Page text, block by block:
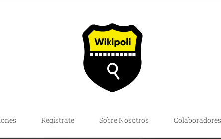
Regístrate Sobre Nosotros Colaboradores